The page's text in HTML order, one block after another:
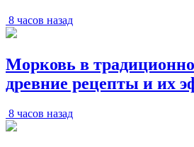
8 часов назад
Морковь в
древние рецепты и их
8 часов назад